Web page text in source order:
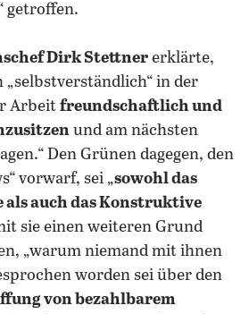
getroffen.
Dirk Stettner erklärte,
„selbstverständlich“ in der
Arbeit freundschaftlich und
und am nächsten
Den Grünen dagegen, den
vorwarf, sei „sowohl das
auch das Konstruktive
sie einen weiteren Grund
„warum niemand mit ihnen
worden sei über den
von bezahlbarem